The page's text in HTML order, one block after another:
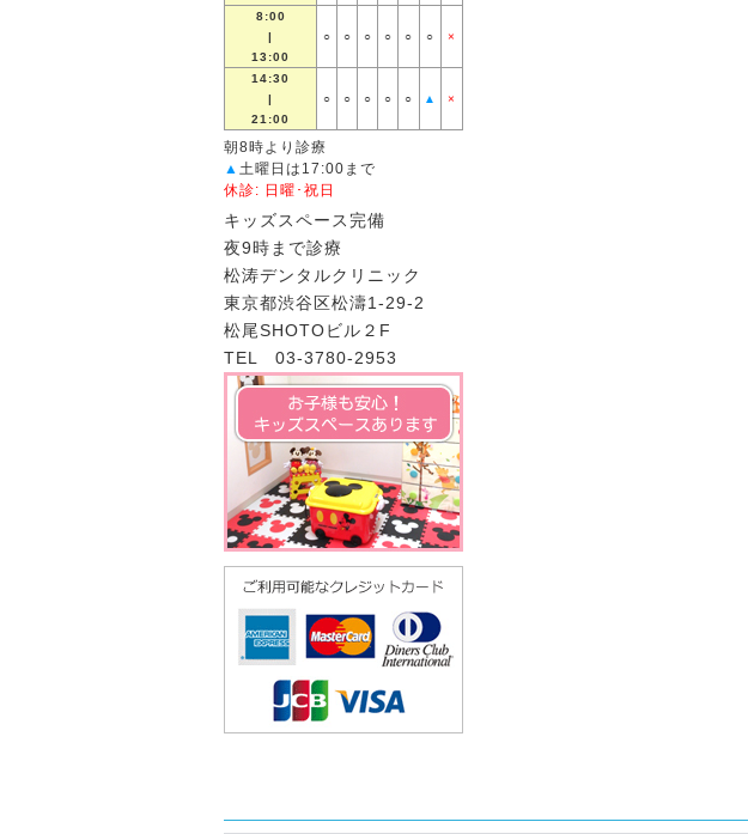
8:00
|
13:00
○ ○ ○ ○ ○ ○ ×
14:30
|
21:00
○ ○ ○ ○ ○ ▲ ×
朝8時より診療
▲ 土曜日は17:00まで
休診: 日曜･祝日
キッズスペース完備
夜9時まで診療
松涛デンタルクリニック
東京都渋谷区松濤1-29-2
松尾SHOTOビル２F
TEL 03-3780-2953